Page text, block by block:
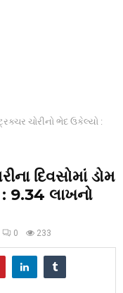
ચોરીનો ભેદ ઉકેલ્યો :
દિવસોમાં ડોમ
9.34 લાખનો
0 233